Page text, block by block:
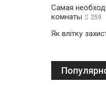
Самая
комнаты
259
Як влітку